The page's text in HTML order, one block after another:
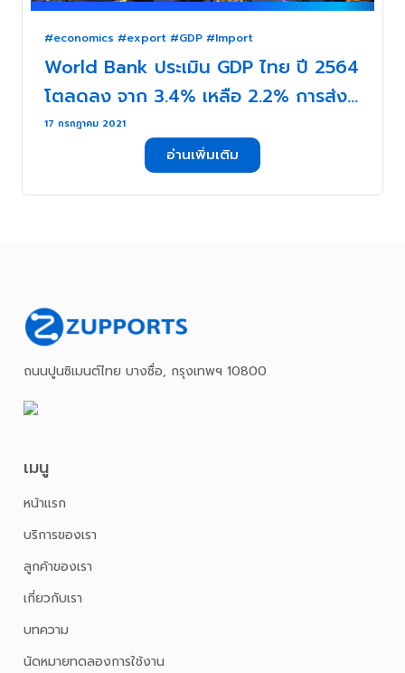
#economics #export #GDP #Import
World Bank ประเมิน GDP ไทย ปี 2564
โตลดลง จาก 3.4% เหลือ 2.2% การส่ง
ออก กลายเป็นเครื่องยนต์หลักขับเคลื่อน
เศรษฐกิจในช่วงเวลานี้ . . .
17 กรกฎาคม 2021
อ่านเพิ่มเติม
ถนนปูนซิเมนต์ไทย บางซื่อ, กรุงเทพฯ 10800
เมนู
หน้าเเรก
บริการของเรา
ลูกค้าของเรา
เกี่ยวกับเรา
บทความ
นัดหมายทดลองการใช้งาน